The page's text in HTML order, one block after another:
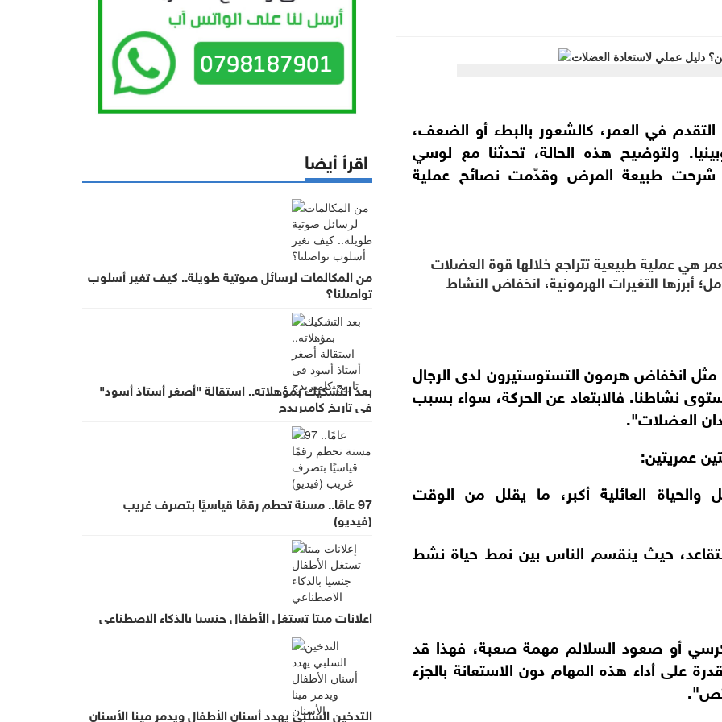
في العمر، كالشعور بالبطء أو الضعف،
ولتوضيح هذه الحالة، تحدثنا مع لوسي
شرحت طبيعة المرض وقدّمت نصائح عملية
هي عملية طبيعية تتراجع خلالها قوة العضلات
أبرزها التغيرات الهرمونية، انخفاض النشاط
انخفاض هرمون التستوستيرون لدى الرجال
نشاطنا. فالابتعاد عن الحركة، سواء بسبب
العضلات".
عمريتين:
العائلية أكبر، ما يقلل من الوقت
حيث ينقسم الناس بين نمط حياة نشط
أو صعود السلالم مهمة صعبة، فهذا قد
على أداء هذه المهام دون الاستعانة بالجزء
اقرأ أيضا
من المكالمات لرسائل صوتية طويلة.. كيف تغير أسلوب
تواصلنا؟
بعد التشكيك بمؤهلاته.. استقالة "أصغر أستاذ أسود"
في تاريخ كامبريدج
97 عامًا.. مسنة تحطم رقمًا قياسيًا بتصرف غريب
(فيديو)
إعلانات ميتا تستغل الأطفال جنسيا بالذكاء الاصطناعي
التدخين السلبي يهدد أسنان الأطفال ويدمر مينا الأسنان